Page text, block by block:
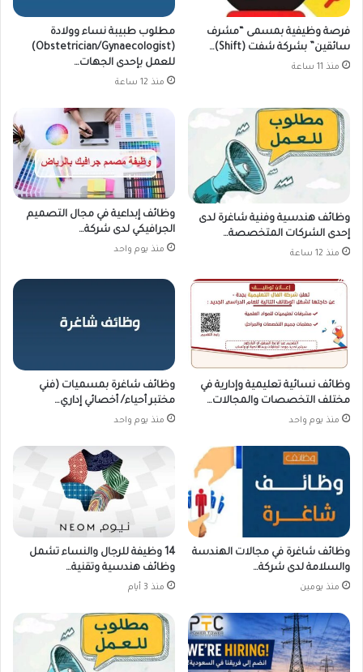
فرصة وظيفية بمسمى “مشرف
سائقين” بشركة شفت (Shift)…
منذ 11 ساعة
مطلوب طبيبة نساء وولادة
(Obstetrician/Gynaecologist)
للعمل بإحدى الجهات…
منذ 12 ساعة
وظائف هندسية وفنية شاغرة لدى
إحدى الشركات المتخصصة…
منذ 12 ساعة
وظائف إبداعية في مجال التصميم
الجرافيكي لدى شركة…
منذ يوم واحد
وظائف نسائية تعليمية وإدارية في
مختلف التخصصات والمجالات…
منذ يوم واحد
وظائف شاغرة بمسميات (فني
مختبر أحياء/ أخصائي إداري…
منذ يوم واحد
وظائف شاغرة في مجالات الهندسة
والسلامة لدى شركة…
منذ يومين
14 وظيفة للرجال والنساء تشمل
وظائف هندسية وتقنية…
منذ 3 أيام